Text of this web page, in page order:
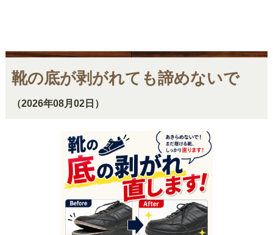
靴の底が剥がれても諦めないで
（2026年08月02日）